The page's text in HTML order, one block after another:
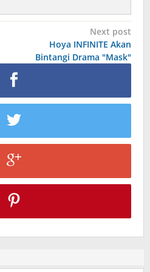
Next post
Hoya INFINITE Akan
Bintangi Drama "Mask"